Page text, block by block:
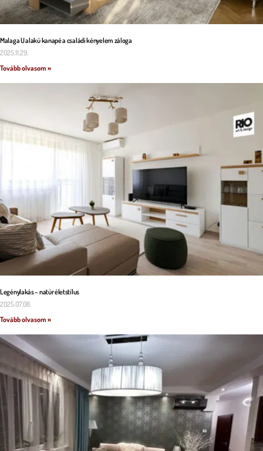
Malaga U alakú kanapé a családi kényelem záloga
2025.11.29.
Tovább olvasom »
Legénylakás – natúr életstílus
2025.07.08.
Tovább olvasom »